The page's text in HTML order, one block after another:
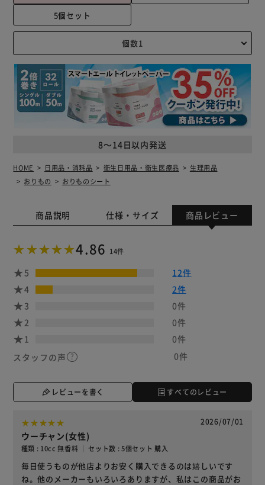
5個セット
8～14日以内発送
HOME 日用品・消耗品 衛生日用品・衛生医療品
生理用品
おりもの
おりものシート
商品説明 仕様・サイズ 商品レビュー
4.86 14件
5
12件
4
2件
3
0件
2
0件
1
0件
スタッフの声
0件
レビューを書く すべてのレビュー
2026/07/01
ウーチャン(女性)
種類 : 10cc 無香料 ｜ セット数 : 5個セット 購入
毎日使うものが他店よりお安く購入できるのは嬉しいです
ね。他のメーカーもいろいろありますが、私はこの商品がお